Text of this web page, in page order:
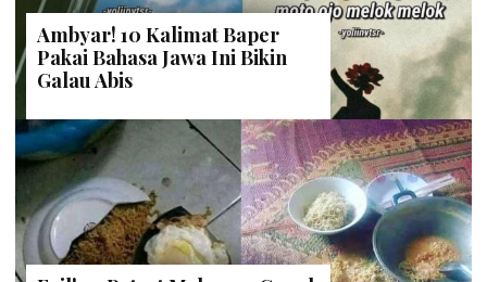
Ambyar! 10 Kalimat Baper
Pakai Bahasa Jawa Ini Bikin
Galau Abis